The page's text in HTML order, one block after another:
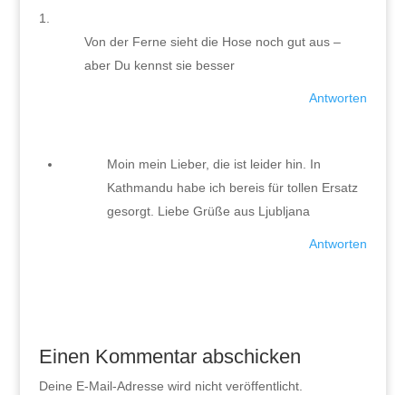
Von der Ferne sieht die Hose noch gut aus –
aber Du kennst sie besser
Antworten
Moin mein Lieber, die ist leider hin. In
Kathmandu habe ich bereis für tollen Ersatz
gesorgt. Liebe Grüße aus Ljubljana
Antworten
Einen Kommentar abschicken
Deine E-Mail-Adresse wird nicht veröffentlicht.